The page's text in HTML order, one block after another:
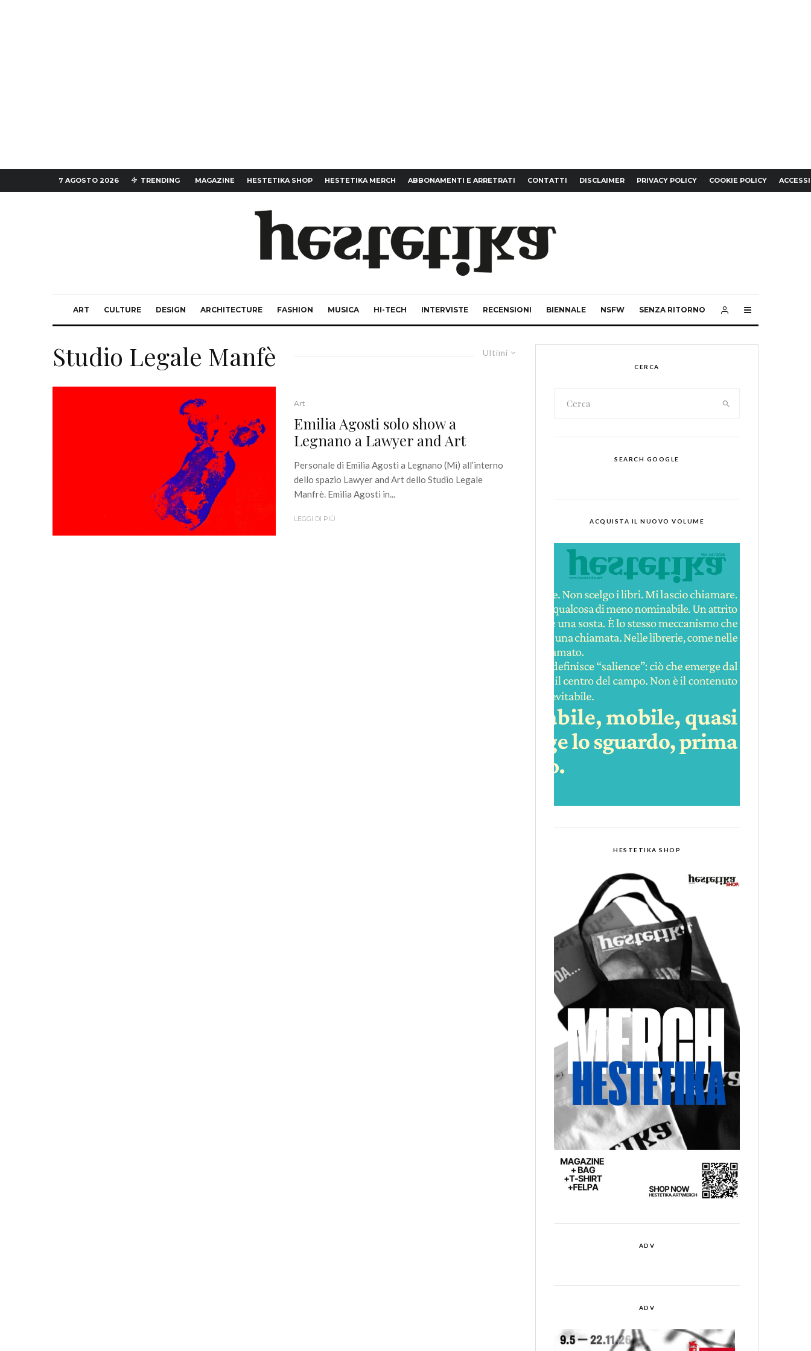
7 AGOSTO 2026 TRENDING MAGAZINE HESTETIKA SHOP HESTETIKA MERCH ABBONAMENTI E ARRETRATI CONTATTI DISCLAIMER PRIVACY POLICY COOKIE POLICY
ART CULTURE DESIGN ARCHITECTURE FASHION MUSICA HI-TECH INTERVISTE RECENSIONI BIENNALE NSFW SENZA RITORNO
Ultimi
Studio Legale Manfè
Art
Emilia Agosti solo show a
Legnano a Lawyer and Art
Personale di Emilia Agosti a Legnano (Mi) all’interno
dello spazio Lawyer and Art dello Studio Legale
Manfrè. Emilia Agosti in...
LEGGI DI PIÙ
CERCA
SEARCH GOOGLE
ACQUISTA IL NUOVO VOLUME
HESTETIKA SHOP
ADV
ADV